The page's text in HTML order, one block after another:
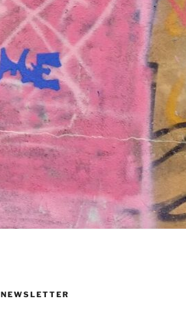
NEWSLETTER